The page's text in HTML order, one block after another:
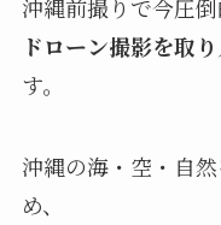
沖縄前撮りで今圧倒
ドローン撮影を取
す。
沖縄の海・空・自
め、